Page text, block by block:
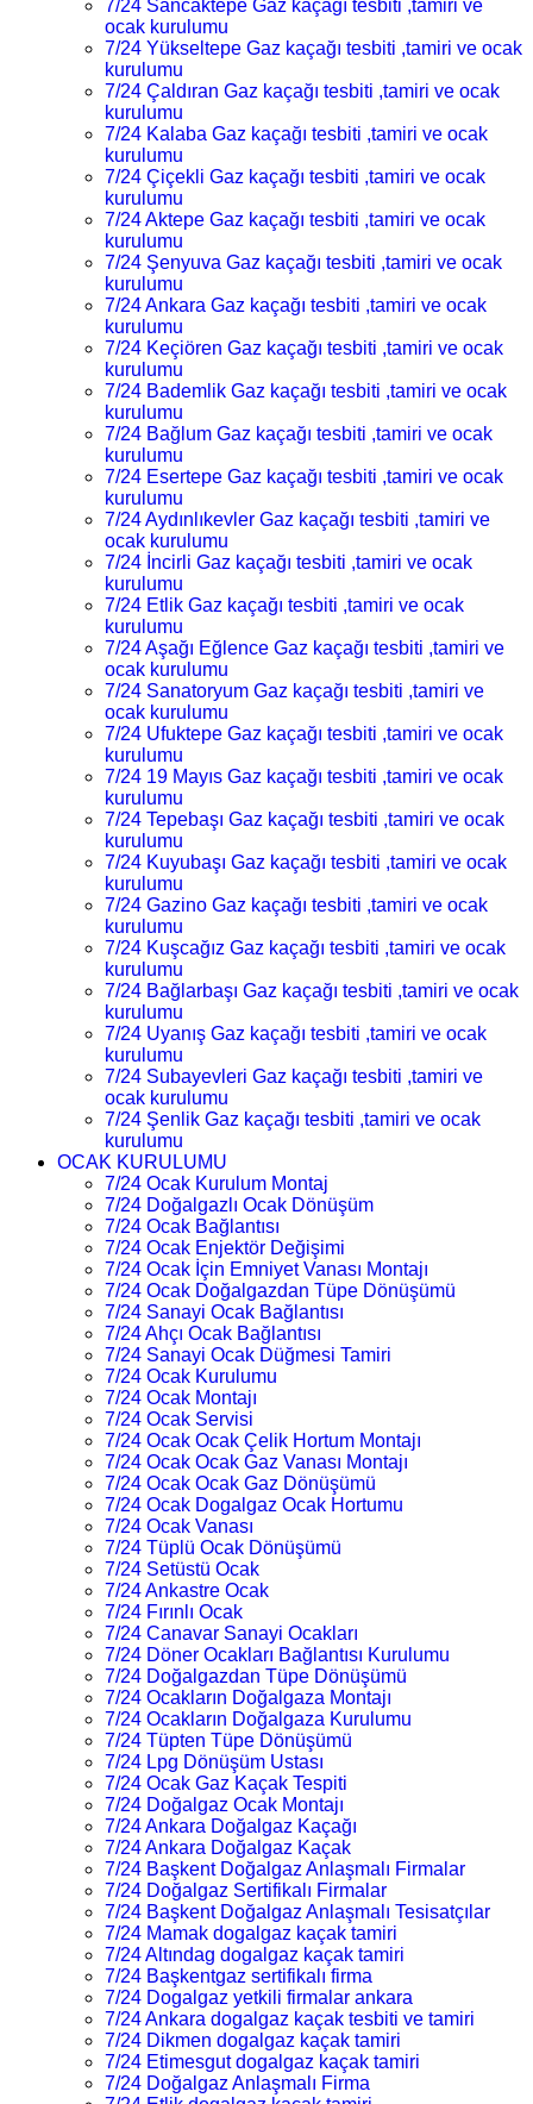
7/24 Sancaktepe Gaz kaçağı tesbiti ,tamiri ve
ocak kurulumu
7/24 Yükseltepe Gaz kaçağı tesbiti ,tamiri ve ocak
kurulumu
7/24 Çaldıran Gaz kaçağı tesbiti ,tamiri ve ocak
kurulumu
7/24 Kalaba Gaz kaçağı tesbiti ,tamiri ve ocak
kurulumu
7/24 Çiçekli Gaz kaçağı tesbiti ,tamiri ve ocak
kurulumu
7/24 Aktepe Gaz kaçağı tesbiti ,tamiri ve ocak
kurulumu
7/24 Şenyuva Gaz kaçağı tesbiti ,tamiri ve ocak
kurulumu
7/24 Ankara Gaz kaçağı tesbiti ,tamiri ve ocak
kurulumu
7/24 Keçiören Gaz kaçağı tesbiti ,tamiri ve ocak
kurulumu
7/24 Bademlik Gaz kaçağı tesbiti ,tamiri ve ocak
kurulumu
7/24 Bağlum Gaz kaçağı tesbiti ,tamiri ve ocak
kurulumu
7/24 Esertepe Gaz kaçağı tesbiti ,tamiri ve ocak
kurulumu
7/24 Aydınlıkevler Gaz kaçağı tesbiti ,tamiri ve
ocak kurulumu
7/24 İncirli Gaz kaçağı tesbiti ,tamiri ve ocak
kurulumu
7/24 Etlik Gaz kaçağı tesbiti ,tamiri ve ocak
kurulumu
7/24 Aşağı Eğlence Gaz kaçağı tesbiti ,tamiri ve
ocak kurulumu
7/24 Sanatoryum Gaz kaçağı tesbiti ,tamiri ve
ocak kurulumu
7/24 Ufuktepe Gaz kaçağı tesbiti ,tamiri ve ocak
kurulumu
7/24 19 Mayıs Gaz kaçağı tesbiti ,tamiri ve ocak
kurulumu
7/24 Tepebaşı Gaz kaçağı tesbiti ,tamiri ve ocak
kurulumu
7/24 Kuyubaşı Gaz kaçağı tesbiti ,tamiri ve ocak
kurulumu
7/24 Gazino Gaz kaçağı tesbiti ,tamiri ve ocak
kurulumu
7/24 Kuşcağız Gaz kaçağı tesbiti ,tamiri ve ocak
kurulumu
7/24 Bağlarbaşı Gaz kaçağı tesbiti ,tamiri ve ocak
kurulumu
7/24 Uyanış Gaz kaçağı tesbiti ,tamiri ve ocak
kurulumu
7/24 Subayevleri Gaz kaçağı tesbiti ,tamiri ve
ocak kurulumu
7/24 Şenlik Gaz kaçağı tesbiti ,tamiri ve ocak
kurulumu
OCAK KURULUMU
7/24 Ocak Kurulum Montaj
7/24 Doğalgazlı Ocak Dönüşüm
7/24 Ocak Bağlantısı
7/24 Ocak Enjektör Değişimi
7/24 Ocak İçin Emniyet Vanası Montajı
7/24 Ocak Doğalgazdan Tüpe Dönüşümü
7/24 Sanayi Ocak Bağlantısı
7/24 Ahçı Ocak Bağlantısı
7/24 Sanayi Ocak Düğmesi Tamiri
7/24 Ocak Kurulumu
7/24 Ocak Montajı
7/24 Ocak Servisi
7/24 Ocak Ocak Çelik Hortum Montajı
7/24 Ocak Ocak Gaz Vanası Montajı
7/24 Ocak Ocak Gaz Dönüşümü
7/24 Ocak Dogalgaz Ocak Hortumu
7/24 Ocak Vanası
7/24 Tüplü Ocak Dönüşümü
7/24 Setüstü Ocak
7/24 Ankastre Ocak
7/24 Fırınlı Ocak
7/24 Canavar Sanayi Ocakları
7/24 Döner Ocakları Bağlantısı Kurulumu
7/24 Doğalgazdan Tüpe Dönüşümü
7/24 Ocakların Doğalgaza Montajı
7/24 Ocakların Doğalgaza Kurulumu
7/24 Tüpten Tüpe Dönüşümü
7/24 Lpg Dönüşüm Ustası
7/24 Ocak Gaz Kaçak Tespiti
7/24 Doğalgaz Ocak Montajı
7/24 Ankara Doğalgaz Kaçağı
7/24 Ankara Doğalgaz Kaçak
7/24 Başkent Doğalgaz Anlaşmalı Firmalar
7/24 Doğalgaz Sertifikalı Firmalar
7/24 Başkent Doğalgaz Anlaşmalı Tesisatçılar
7/24 Mamak dogalgaz kaçak tamiri
7/24 Altındag dogalgaz kaçak tamiri
7/24 Başkentgaz sertifikalı firma
7/24 Dogalgaz yetkili firmalar ankara
7/24 Ankara dogalgaz kaçak tesbiti ve tamiri
7/24 Dikmen dogalgaz kaçak tamiri
7/24 Etimesgut dogalgaz kaçak tamiri
7/24 Doğalgaz Anlaşmalı Firma